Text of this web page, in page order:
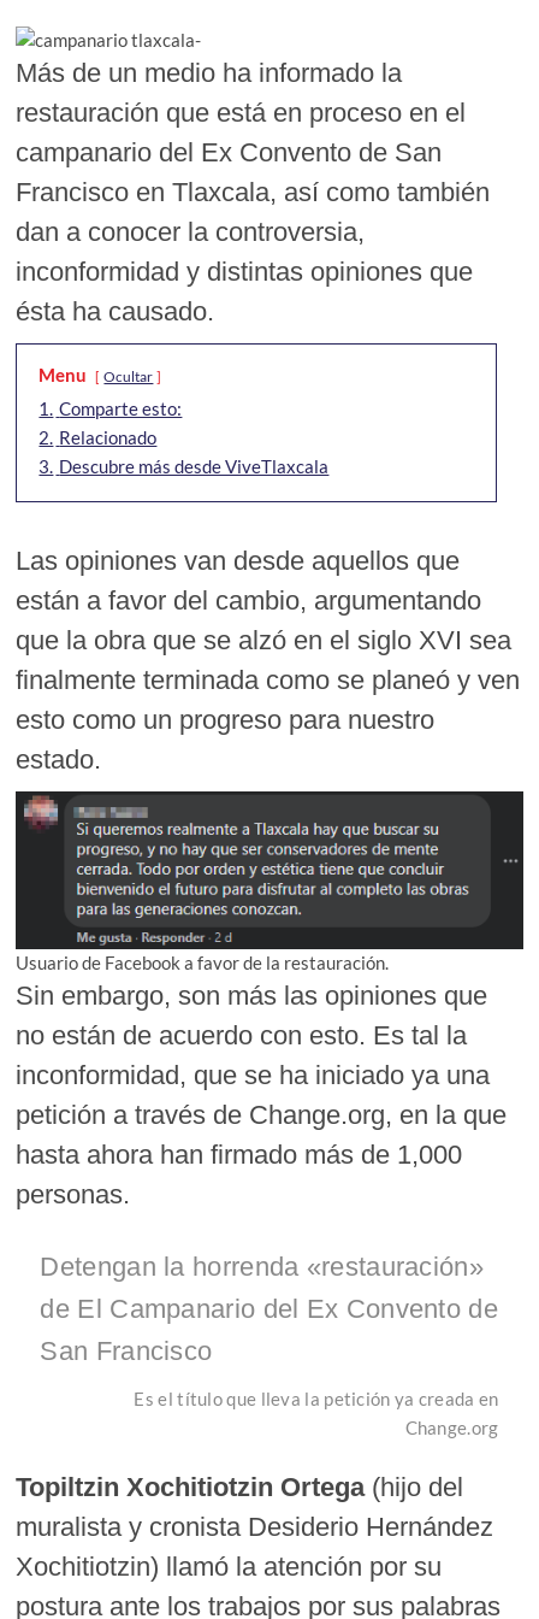
Más de un medio ha informado la
restauración que está en proceso en el
campanario del Ex Convento de San
Francisco en Tlaxcala, así como también
dan a conocer la controversia,
inconformidad y distintas opiniones que
ésta ha causado.
Menu Ocultar
1. Comparte esto:
2. Relacionado
3. Descubre más desde ViveTlaxcala
Las opiniones van desde aquellos que
están a favor del cambio, argumentando
que la obra que se alzó en el siglo XVI sea
finalmente terminada como se planeó y ven
esto como un progreso para nuestro
estado.
Usuario de Facebook a favor de la restauración.
Sin embargo, son más las opiniones que
no están de acuerdo con esto. Es tal la
inconformidad, que se ha iniciado ya una
petición a través de Change.org, en la que
hasta ahora han firmado más de 1,000
personas.
Detengan la horrenda «restauración»
de El Campanario del Ex Convento de
San Francisco
Es el título que lleva la petición ya creada en
Change.org
Topiltzin Xochitiotzin Ortega(hijo del
muralista y cronista Desiderio Hernández
Xochitiotzin) llamó la atención por su
postura ante los trabajos por sus palabras